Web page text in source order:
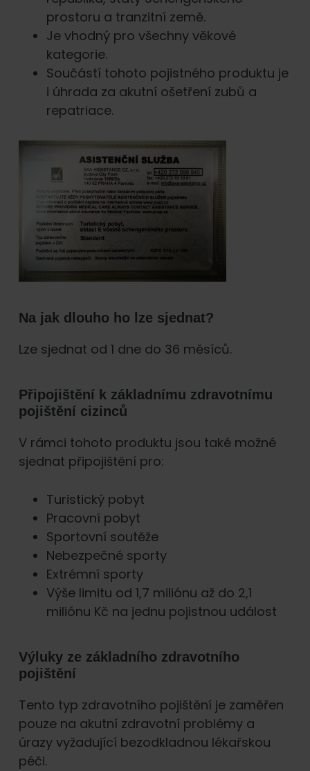
prostoru a tranzitní země.
Je vhodný pro všechny věkové
kategorie.
Součástí tohoto pojistného produktu je
i úhrada za akutní ošetření zubů a
repatriace.
Na jak dlouho ho lze sjednat?
Lze sjednat od 1 dne do 36 měsíců.
Připojištění k základnímu zdravotnímu
pojištění cizinců
V rámci tohoto produktu jsou také možné
sjednat připojištění pro:
Turistický pobyt
Pracovní pobyt
Sportovní soutěže
Nebezpečné sporty
Extrémní sporty
Výše limitu od 1,7 miliónu až do 2,1
miliónu Kč na jednu pojistnou událost
Výluky ze základního zdravotního
pojištění
Tento typ zdravotního pojištění je zaměřen
pouze na akutní zdravotní problémy a
úrazy vyžadující bezodkladnou lékařskou
péči.